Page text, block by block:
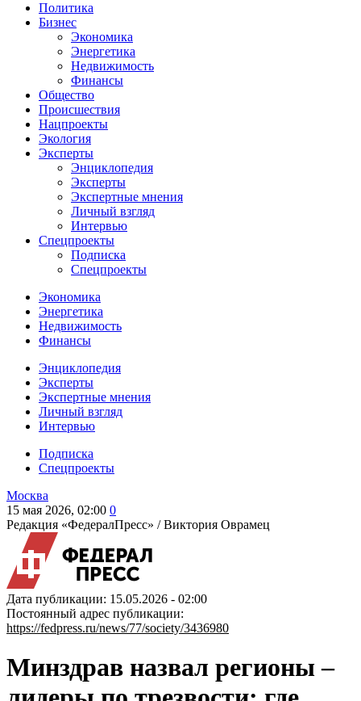
Политика
Бизнес
Экономика
Энергетика
Недвижимость
Финансы
Общество
Происшествия
Нацпроекты
Экология
Эксперты
Энциклопедия
Эксперты
Экспертные мнения
Личный взгляд
Интервью
Спецпроекты
Подписка
Спецпроекты
Экономика
Энергетика
Недвижимость
Финансы
Энциклопедия
Эксперты
Экспертные мнения
Личный взгляд
Интервью
Подписка
Спецпроекты
Москва
15 мая 2026, 02:00 0
Редакция «ФедералПресс» /Виктория Оврамец
Дата публикации: 15.05.2026 - 02:00
Постоянный адрес публикации:
https://fedpress.ru/news/77/society/3436980
Минздрав назвал регионы –